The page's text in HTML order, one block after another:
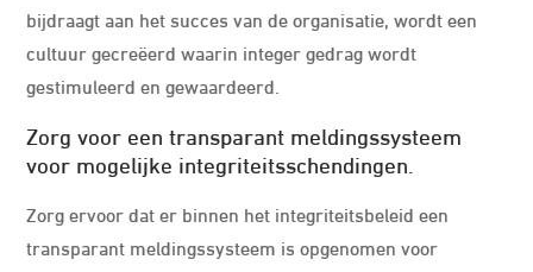
bijdraagt aan het succes van de organisatie, wordt een
cultuur gecreëerd waarin integer gedrag wordt
gestimuleerd en gewaardeerd.
Zorg voor een transparant meldingssysteem
voor mogelijke integriteitsschendingen.
Zorg ervoor dat er binnen het integriteitsbeleid een
transparant meldingssysteem is opgenomen voor